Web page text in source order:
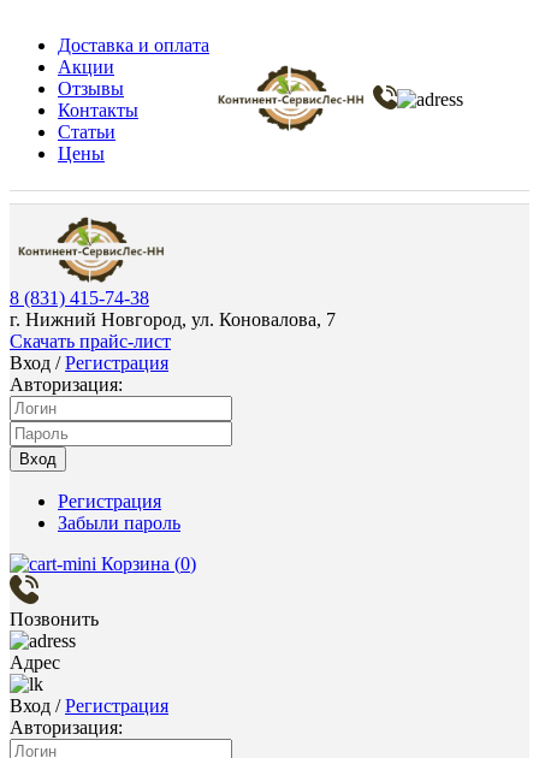
Доставка и оплата
Акции
Отзывы
Контакты
Статьи
Цены
8 (831) 415-74-38
г. Нижний Новгород, ул. Коновалова, 7
Скачать прайс-лист
Вход / Регистрация
Авторизация:
Вход
Регистрация
Забыли пароль
Корзина (0)
Позвонить
Адрес
Вход / Регистрация
Авторизация: